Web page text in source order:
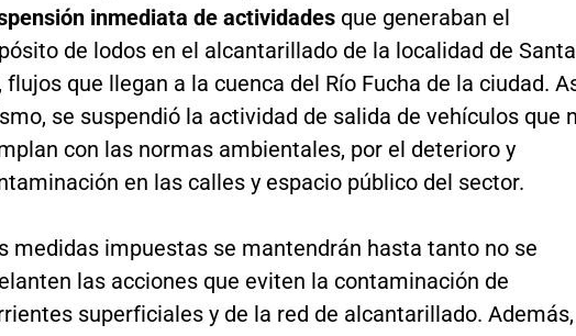
inmediata de actividadesque generaban el
de lodos en el alcantarillado de la localidad de Santa
flujos que llegan a la cuenca del Río Fucha de la ciudad.
se suspendió la actividad de salida de vehículos que
con las normas ambientales, por el deterioro y
en las calles y espacio público del sector.
medidas impuestas se mantendrán hasta tanto no se
las acciones que eviten la contaminación de
superficiales y de la red de alcantarillado. Además,